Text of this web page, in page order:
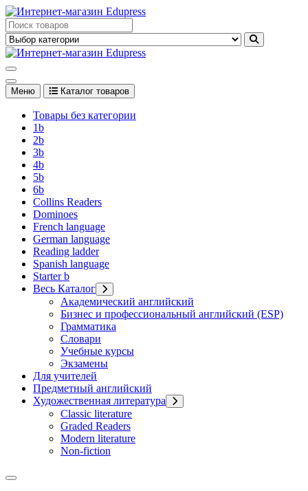
Перейти
к
содержимому
Edupress Uzbekistan, Edupress Узбекистан, книги, учебники на
английском языке
английском языке
Меню Каталог товаров
Товары без категории
1b
2b
3b
4b
5b
6b
Collins Readers
Dominoes
French language
German language
Reading ladder
Spanish language
Starter b
Весь Каталог
Академический английский
Бизнес и профессиональный английский (ESP)
Грамматика
Словари
Учебные курсы
Экзамены
Для учителей
Предметный английский
Художественная литература
Classic literature
Graded Readers
Modern literature
Non-fiction